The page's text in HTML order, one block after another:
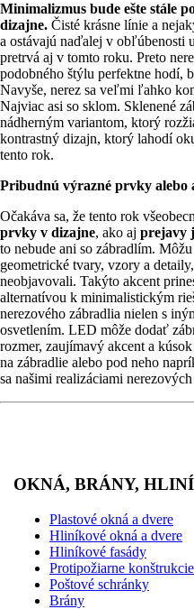
Minimalizmus bude ešte stále
dizajne. Čisté krásne línie a
a ostávajú naďalej v obľúbenosti
pretrvá aj v tomto roku. Preto
podobného štýlu perfektne hodí,
Navyše, nerez sa veľmi ľahko
Najviac asi so sklom. Sklenené
nádherným variantom, ktorý
kontrastný dizajn, ktorý lahodí
tento rok.
Pribudnú výrazné prvky alebo
Očakáva sa, že tento rok
prvky v dizajne, ako aj prejavy
to nebude ani so zábradlím.
geometrické tvary, vzory a
neobjavovali. Takýto akcent
alternatívou k minimalistickým
nerezového zábradlia nielen s
osvetlením. LED môže dodať
rozmer, zaujímavý akcent a
na zábradlie alebo pod neho
sa našimi realizáciami
OKNÁ, BRÁNY,
Plastové okná a dvere
Hliníkové okná a dvere
Hliníkové fasády
Protipožiarne konštrukcie
Poštové schránky
Brány